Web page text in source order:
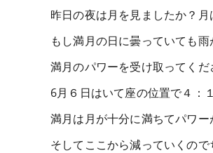
昨日の夜は月を見ましたか？月
もし満月の日に曇っていても
満月のパワーを受け取ってく
6月６日はいて座の位置で４：
満月は月が十分に満ちてパワー
そしてここから減っていくの